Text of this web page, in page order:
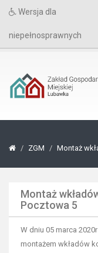
Wersja dla
niepełnosprawnych
ZGM Montaż
Montaż
Pocztowa 5
W dniu 05 marca
montażem wkładów